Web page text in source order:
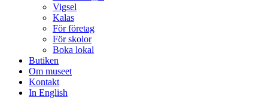
Vigsel
Kalas
För företag
För skolor
Boka lokal
Butiken
Om museet
Kontakt
In English